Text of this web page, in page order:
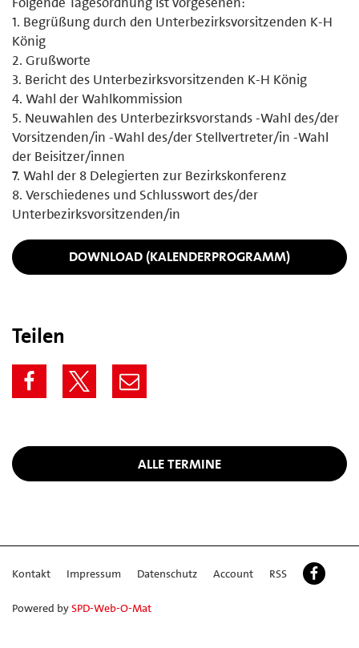
1. Begrüßung durch den Unterbezirksvorsitzenden K-H
König
2. Grußworte
3. Bericht des Unterbezirksvorsitzenden K-H König
4. Wahl der Wahlkommission
5. Neuwahlen des Unterbezirksvorstands -Wahl des/der
Vorsitzenden/in -Wahl des/der Stellvertreter/in -Wahl
der Beisitzer/innen
7. Wahl der 8 Delegierten zur Bezirkskonferenz
8. Verschiedenes und Schlusswort des/der
Unterbezirksvorsitzenden/in
DOWNLOAD (KALENDERPROGRAMM)
Teilen
ALLE TERMINE
Kontakt Impressum Datenschutz Account RSS
Powered bySPD-Web-O-Mat